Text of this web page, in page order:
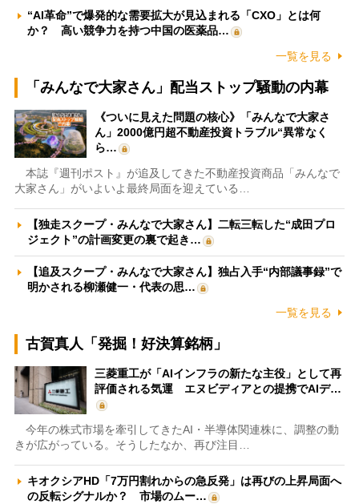
“AI革命”で爆発的な需要拡大が見込まれる「CXO」とは何
か？ 高い競争力を持つ中国の医薬品…
一覧を見る
「みんなで大家さん」配当ストップ騒動の内幕
《ついに見えた問題の核心》「みんなで大家さ
ん」2000億円超不動産投資トラブル“異常なく
ら…
本誌『週刊ポスト』が追及してきた不動産投資商品「みんなで
大家さん」がいよいよ最終局面を迎えている…
【独走スクープ・みんなで大家さん】二転三転した“成田プロ
ジェクト”の計画変更の裏で起き…
【追及スクープ・みんなで大家さん】独占入手“内部議事録”で
明かされる柳瀬健一・代表の思…
一覧を見る
古賀真人「発掘！好決算銘柄」
三菱重工が「AIインフラの新たな主役」として再
評価される気運 エヌビディアとの提携でAIデ…
今年の株式市場を牽引してきたAI・半導体関連株に、調整の動
きが広がっている。そうしたなか、再び注目…
キオクシアHD「7万円割れからの急反発」は再びの上昇局面へ
の反転シグナルか？ 市場のムー…